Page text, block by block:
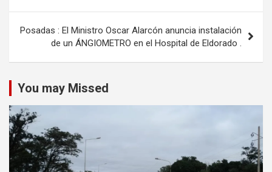
entradas
Posadas : El Ministro Oscar Alarcón anuncia instalación
de un ÁNGIOMETRO en el Hospital de Eldorado .
You may Missed